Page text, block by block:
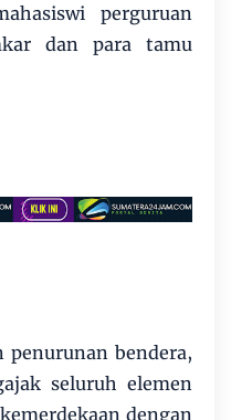
perguruan
dan para tamu
penurunan bendera,
seluruh elemen
dengan